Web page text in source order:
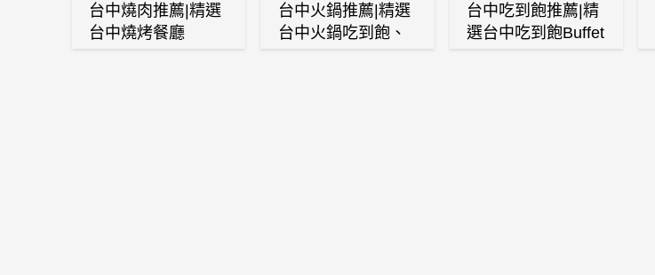
台中燒肉推薦|精選
台中燒烤餐廳
台中火鍋推薦|精選
台中火鍋吃到飽、
台中吃到飽推薦|精
選台中吃到飽Buffet